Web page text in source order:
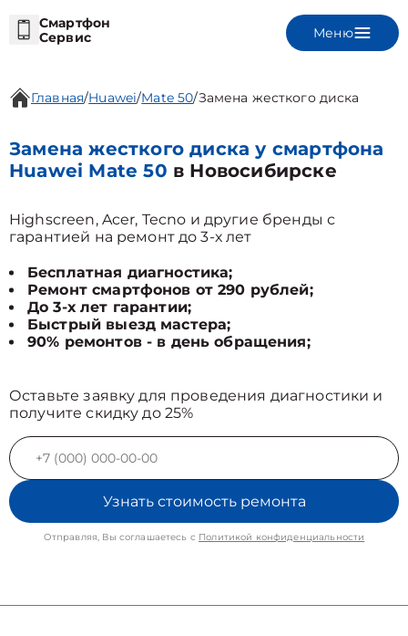
Смартфон
Сервис
Меню
Главная/Huawei/Mate 50/Замена жесткого диска
Замена жесткого диска у смартфона
Huawei Mate 50 в Новосибирске
Highscreen, Acer, Tecno и другие бренды с
гарантией на ремонт до 3-х лет
Бесплатная диагностика;
Ремонт смартфонов от 290 рублей;
До 3-х лет гарантии;
Быстрый выезд мастера;
90% ремонтов - в день обращения;
Оставьте заявку для проведения диагностики и
получите скидку до 25%
Узнать стоимость ремонта
Отправляя, Вы соглашаетесь с Политикой конфиденциальности